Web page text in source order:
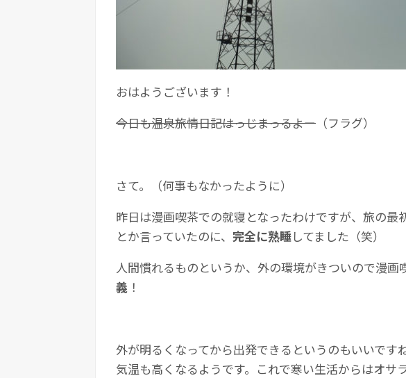
おはようございます！
今日も温泉旅情日記はっじまっるよー （フラグ）
さて。（何事もなかったように）
昨日は漫画喫茶での就寝となったわけですが、旅の最
とか言っていたのに、 完全に熟睡してました（笑）
人間慣れるものというか、外の環境がきついので漫画
義 ！
外が明るくなってから出発できるというのもいいです
気温も高くなるようです。これで寒い生活からはオサ